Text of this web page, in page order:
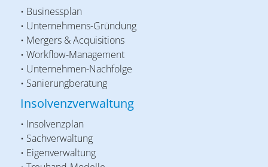
• Businessplan
• Unternehmens-Gründung
• Mergers & Acquisitions
• Workflow-Management
• Unternehmen-Nachfolge
• Sanierungberatung
Insolvenzverwaltung
• Insolvenzplan
• Sachverwaltung
• Eigenverwaltung